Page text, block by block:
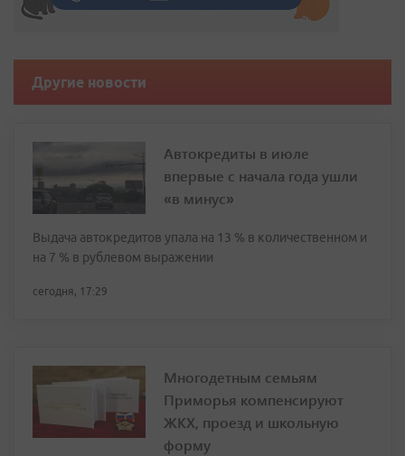
Другие новости
Автокредиты в июле
впервые с начала года ушли
«в минус»
Выдача автокредитов упала на 13 % в количественном и
на 7 % в рублевом выражении
сегодня, 17:29
Многодетным семьям
Приморья компенсируют
ЖКХ, проезд и школьную
форму